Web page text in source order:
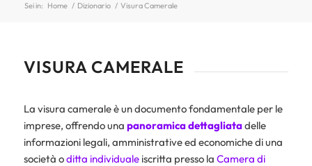
Sei in: Home / Dizionario / Visura Camerale
VISURA CAMERALE
La visura camerale è un documento fondamentale per le
imprese, offrendo una panoramica dettagliatadelle
informazioni legali, amministrative ed economiche di una
società oditta individualeiscritta presso la Camera di